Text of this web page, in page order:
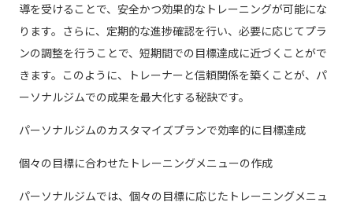
導を受けることで、安全かつ効果的なトレーニングが可能にな
ります。さらに、定期的な進捗確認を行い、必要に応じてプラ
ンの調整を行うことで、短期間での目標達成に近づくことがで
きます。このように、トレーナーと信頼関係を築くことが、パ
ーソナルジムでの成果を最大化する秘訣です。
パーソナルジムのカスタマイズプランで効率的に目標達成
個々の目標に合わせたトレーニングメニューの作成
パーソナルジムでは、個々の目標に応じたトレーニングメニュ